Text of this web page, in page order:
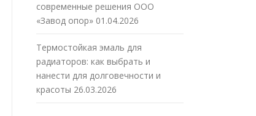
современные решения ООО
«Завод опор» 01.04.2026
Термостойкая эмаль для
радиаторов: как выбрать и
нанести для долговечности и
красоты 26.03.2026